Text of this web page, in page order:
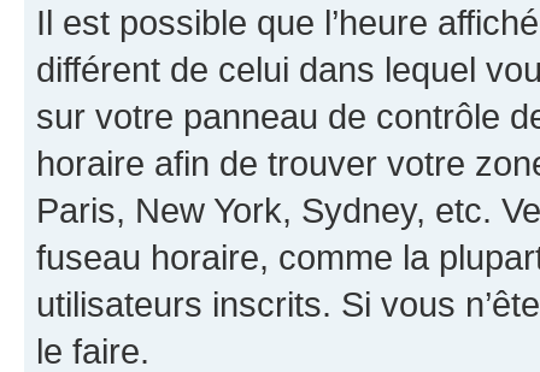
Il est possible que l’heure
différent de celui dans lequel
sur votre panneau de contrôle
horaire afin de trouver votre
Paris, New York, Sydney, etc.
fuseau horaire, comme la
utilisateurs inscrits. Si vous
le faire.